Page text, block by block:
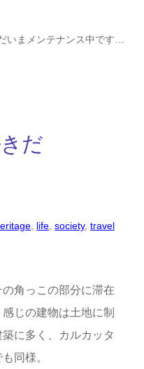
いまメンテナンス中です…
だ
life society, travel
角っこの部分に滞在
じの建物は土地に制
に多く、カルカッタ
同様。